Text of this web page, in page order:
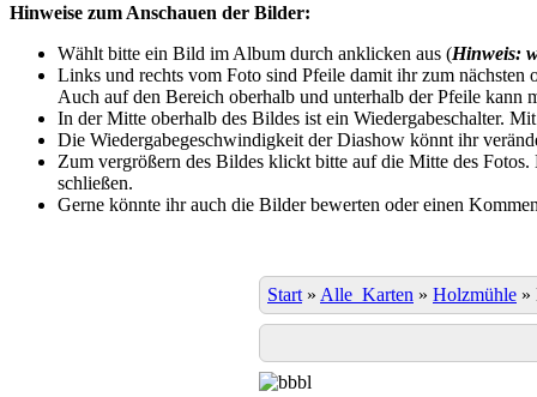
Hinweise zum Anschauen der Bilder:
Wählt bitte ein Bild im Album durch anklicken aus (Hinweis:
Links und rechts vom Foto sind Pfeile damit ihr zum
Auch auf den Bereich oberhalb und unterhalb der Pfeile kann
In der Mitte oberhalb des Bildes ist ein Wiedergabeschalter.
Die Wiedergabegeschwindigkeit der Diashow könnt ihr
Zum vergrößern des Bildes klickt bitte auf die Mitte des
schließen.
Gerne könnte ihr auch die Bilder bewerten oder einen
Start » Alle_Karten » Holzmühle »